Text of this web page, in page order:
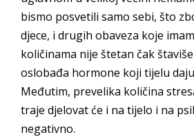
bismo posvetili samo sebi, što
djece, i drugih obaveza koje
količinama nije štetan čak
oslobađa hormone koji tijelu
Međutim, prevelika količina
traje djelovat će i na tijelo i na
negativno.